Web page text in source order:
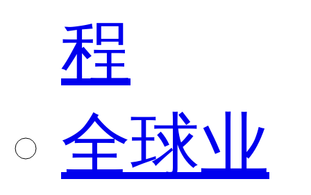
程
全球业